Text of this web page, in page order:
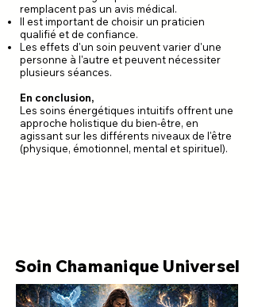
remplacent pas un avis médical.
Il est important de choisir un praticien
qualifié et de confiance.
Les effets d'un soin peuvent varier d'une
personne à l'autre et peuvent nécessiter
plusieurs séances.
En conclusion,
Les soins énergétiques intuitifs offrent une
approche holistique du bien-être, en
agissant sur les différents niveaux de l'être
(physique, émotionnel, mental et spirituel).
Soin Chamanique Universel